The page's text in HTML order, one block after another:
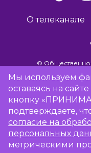
О телеканале
©
Мы используем
оставаясь на
кнопку
подтверждаете,
согласие на
персональных
метрическими